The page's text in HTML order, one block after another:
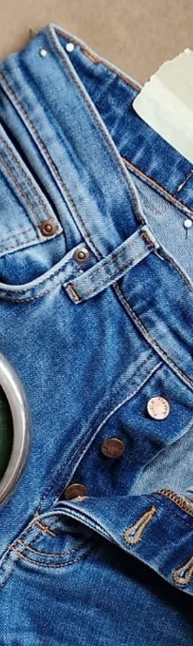
Feiertagen bleibt der Materialraum
geschlossen! Was bringen? Immer gefragt ist
Papier, das auch gerne auf einer Seite
sein darf und Bastelmaterial aller Art. Weiters
sammeln wir Briefmarken und Regenschirm-
Bespannungen sowie auf Auftrag bunte Kabel
und S